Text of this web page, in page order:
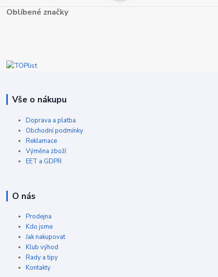
Oblíbené značky
Vše o nákupu
Doprava a platba
Obchodní podmínky
Reklamace
Výměna zboží
EET a GDPR
O nás
Prodejna
Kdo jsme
Jak nakupovat
Klub výhod
Rady a tipy
Kontakty